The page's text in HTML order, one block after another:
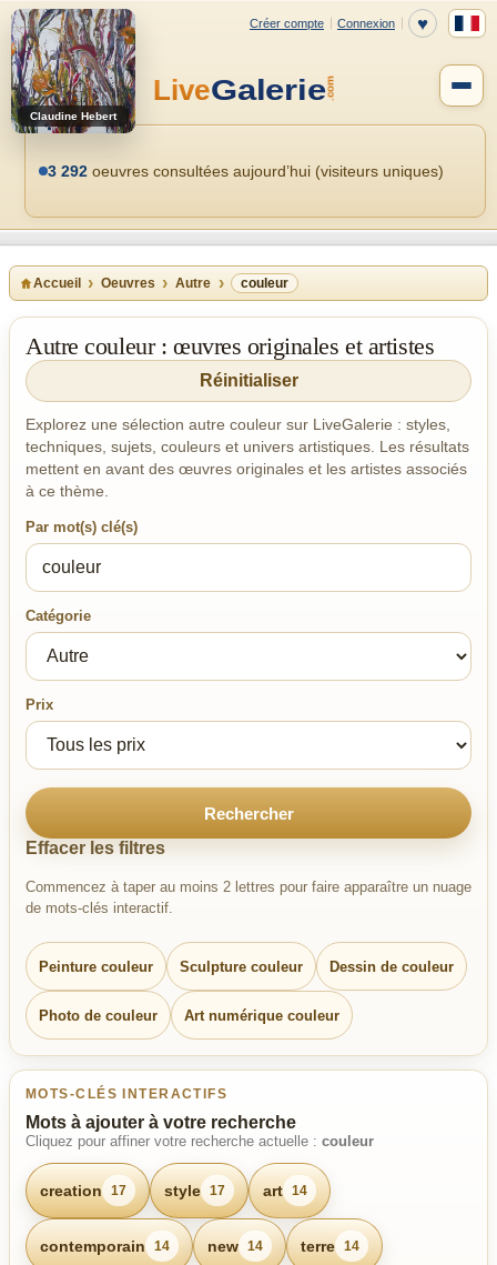
Claudine Hebert
3 292 oeuvres consultées aujourd’hui (visiteurs uniques)
Accueil Oeuvres Autre couleur
Autre couleur : œuvres originales et artistes
Réinitialiser
Explorez une sélection autre couleur sur LiveGalerie : styles,
techniques, sujets, couleurs et univers artistiques. Les résultats
mettent en avant des œuvres originales et les artistes associés
à ce thème.
Par mot(s) clé(s)
Catégorie
Prix
Rechercher
Effacer les filtres
Commencez à taper au moins 2 lettres pour faire apparaître un nuage
de mots-clés interactif.
Peinture couleur Sculpture couleur Dessin de couleur
Photo de couleur Art numérique couleur
MOTS-CLÉS INTERACTIFS
Mots à ajouter à votre recherche
Cliquez pour affiner votre recherche actuelle : couleur
creation 17 style 17 art 14
contemporain 14 new 14 terre 14